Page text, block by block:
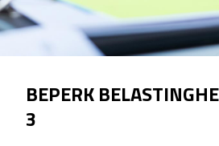
BEPERK
3